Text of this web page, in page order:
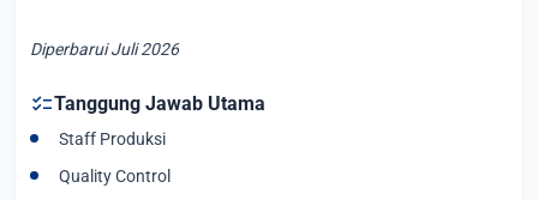
Diperbarui Juli 2026
checklistTanggung Jawab Utama
Staff Produksi
Quality Control